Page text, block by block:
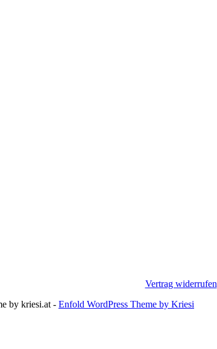
Vertrag widerrufen
by kriesi.at - Enfold WordPress Theme by Kriesi